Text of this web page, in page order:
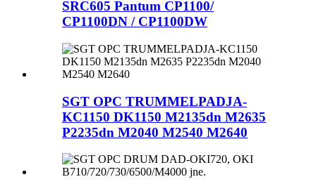
SRC605 Pantum CP1100/
CP1100DN / CP1100DW
SGT OPC TRUMMELPADJA-
KC1150 DK1150 M2135dn M2635
P2235dn M2040 M2540 M2640